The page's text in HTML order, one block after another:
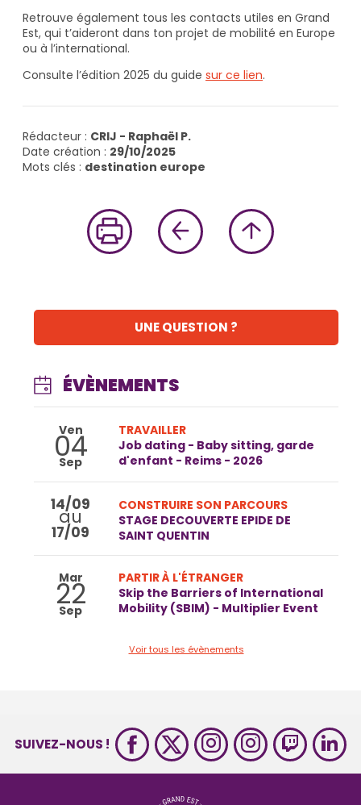
Retrouve également tous les contacts utiles en Grand
Est, qui t’aideront dans ton projet de mobilité en Europe
ou à l’international.
Consulte l’édition 2025 du guide sur ce lien.
Rédacteur : CRIJ - Raphaël P.
Date création : 29/10/2025
Mots clés : destination europe
UNE QUESTION ?
ÉVÈNEMENTS
Ven
04
Sep
TRAVAILLER
Job dating - Baby sitting, garde
d'enfant - Reims - 2026
14/09
au
17/09
CONSTRUIRE SON PARCOURS
STAGE DECOUVERTE EPIDE DE
SAINT QUENTIN
Mar
22
Sep
PARTIR À L'ÉTRANGER
Skip the Barriers of International
Mobility (SBIM) - Multiplier Event
Voir tous les évènements
SUIVEZ-NOUS !